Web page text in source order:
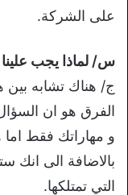
على الشركة.
س/ لماذا يجب
ج/ هناك تشابه بين
الفرق هو ان
و مهاراتك فقط
بالاضافة الى انك
التي تمتلكها.